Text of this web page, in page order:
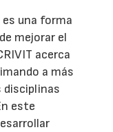
una forma
mejorar el
acerca
a más
disciplinas
este